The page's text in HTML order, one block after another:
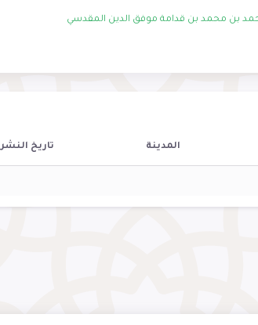
بن محمد بن قدامة موفق الدين المقدسي
المدينة تاريخ النشر